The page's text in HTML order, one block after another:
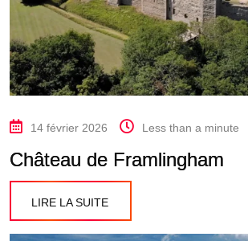
14 février 2026 Less than a minute
Château de Framlingham
LIRE LA SUITE